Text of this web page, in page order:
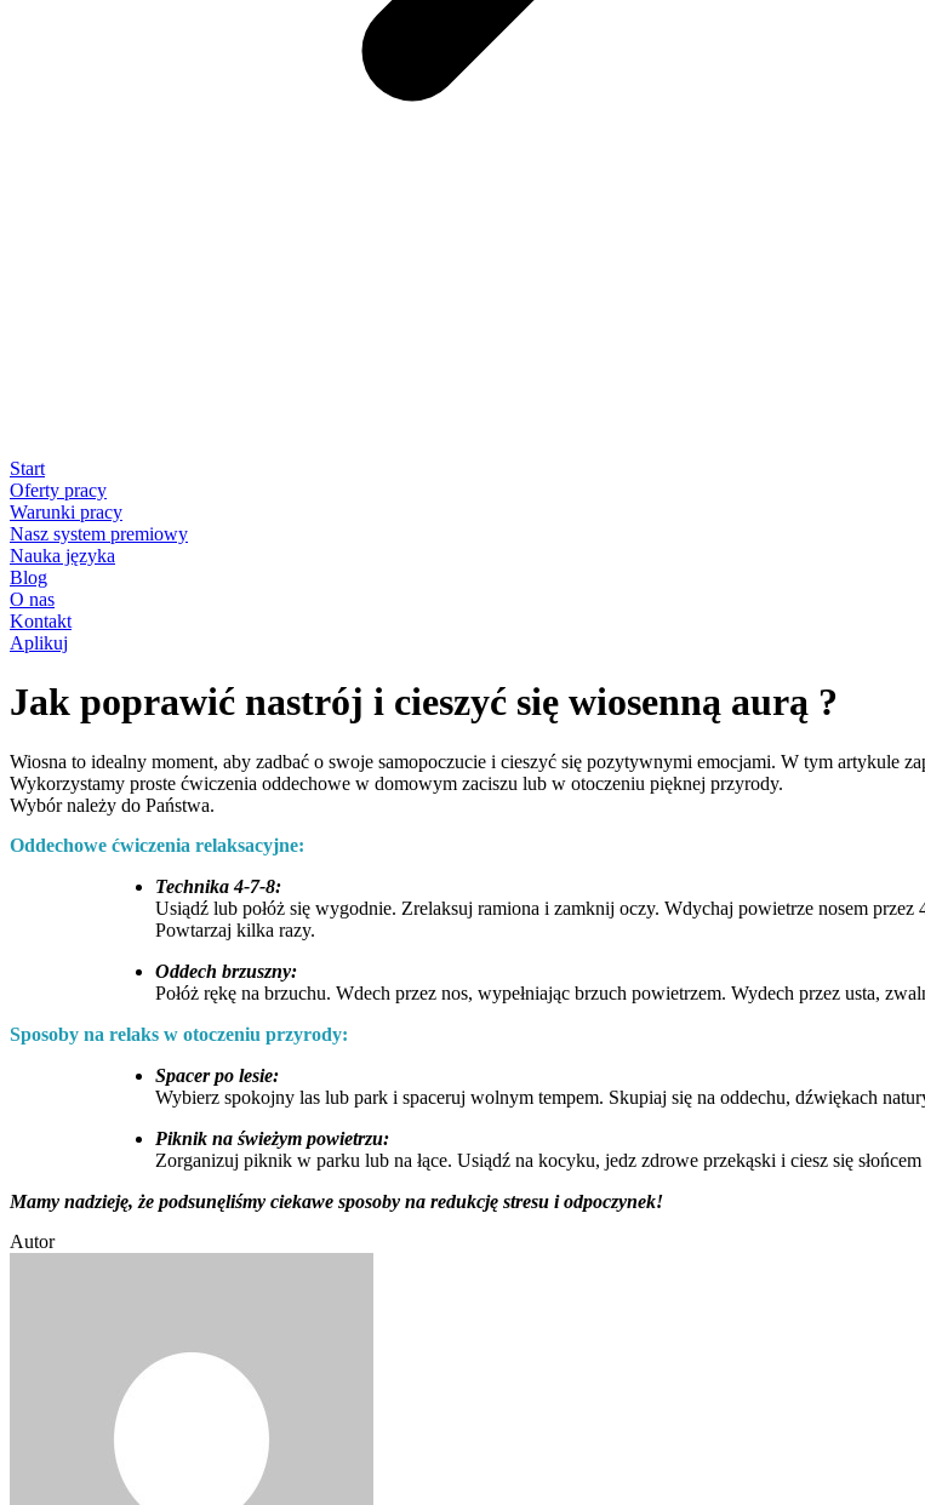
Start
Oferty pracy
Warunki pracy
Nasz system premiowy
Nauka języka
Blog
O nas
Kontakt
Aplikuj
Jak poprawić nastrój i cieszyć się wiosenną aurą ?
Wiosna to idealny moment, aby zadbać o swoje samopoczucie i cieszyć się pozytywnymi emocjami. W tym artykule
Wykorzystamy proste ćwiczenia oddechowe w domowym zaciszu lub w otoczeniu pięknej przyrody.
Wybór należy do Państwa.
Oddechowe ćwiczenia relaksacyjne:
Technika 4-7-8:
Usiądź lub połóż się wygodnie. Zrelaksuj ramiona i zamknij oczy. Wdychaj powietrze nosem
Powtarzaj kilka razy.
Oddech brzuszny:
Połóż rękę na brzuchu. Wdech przez nos, wypełniając brzuch powietrzem. Wydech przez usta,
Sposoby na relaks w otoczeniu przyrody:
Spacer po lesie:
Wybierz spokojny las lub park i spaceruj wolnym tempem. Skupiaj się na oddechu, dźwiękach
Piknik na świeżym powietrzu:
Zorganizuj piknik w parku lub na łące. Usiądź na kocyku, jedz zdrowe przekąski i ciesz się
Mamy nadzieję, że podsunęliśmy ciekawe sposoby na redukcję stresu i odpoczynek!
Autor